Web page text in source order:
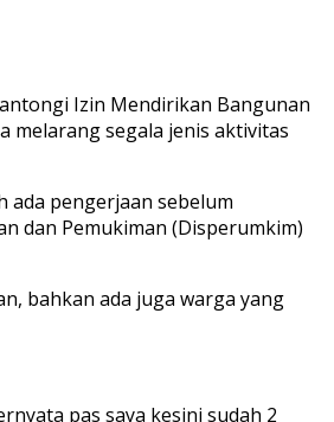
Izin Mendirikan Bangunan
melarang segala jenis aktivitas
ada pengerjaan sebelum
dan Pemukiman (Disperumkim)
bahkan ada juga warga yang
pas saya kesini sudah 2